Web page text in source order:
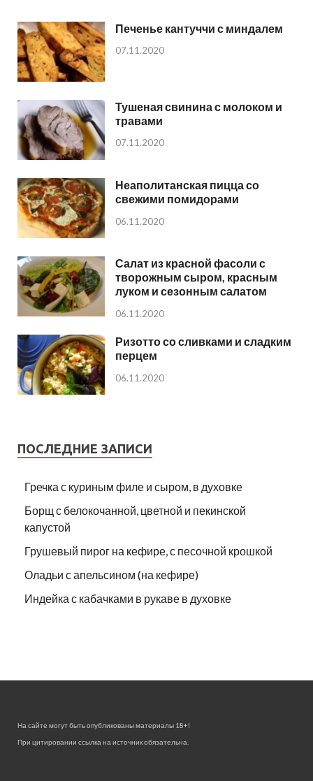
Печенье кантуччи с миндалем
07.11.2020
Тушеная свинина с молоком и
травами
07.11.2020
Неаполитанская пицца со
свежими помидорами
06.11.2020
Салат из красной фасоли с
творожным сыром, красным
луком и сезонным салатом
06.11.2020
Ризотто со сливками и сладким
перцем
06.11.2020
ПОСЛЕДНИЕ ЗАПИСИ
Гречка с куриным филе и сыром, в духовке
Борщ с белокочанной, цветной и пекинской
капустой
Грушевый пирог на кефире, с песочной крошкой
Оладьи с апельсином (на кефире)
Индейка с кабачками в рукаве в духовке
На сайте могут быть опубликованы материалы 18+!
При цитировании ссылка на источник обязательна.